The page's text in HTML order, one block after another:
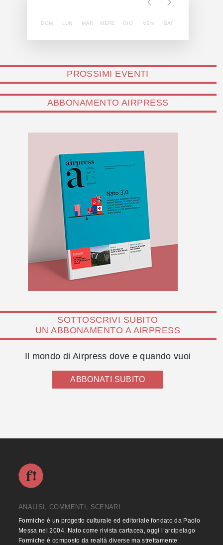
DOM LUN MAR MERC GIO VEN SAT
PROSSIMI EVENTI
ABBONAMENTO AIRPRESS
SOTTOSCRIVI SUBITO
UN ABBONAMENTO A AIRPRESS
Il mondo di Airpress dove e quando vuoi
ABBONATI SUBITO
ANALISI, COMMENTI, SCENARI
Formiche è un progetto culturale ed editoriale fondato da Paolo
Messa nel 2004. Nato come rivista cartacea, oggi l’arcipelago
Formiche è composto da realtà diverse ma strettamente